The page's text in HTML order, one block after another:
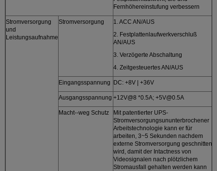
Fernhöhereinstufung verbessern
Stromversorgung
und
Leistungsaufnahme
Stromversorgung
1. ACC AN/AUS
2. Festplattenlaufwerkverschluß
AN/AUS
3. Verzögerte Abschaltung
4. Zeitgesteuertes AN/AUS
Eingangsspannung DC: +8V | +36V
Ausgangsspannung +12V@8 *0.5A; +5V@0.5A
Macht--weg Schutz
Mit patentierter UPS-
Stromversorgungsununterbrochener
Arbeitstechnologie kann er für
arbeiten, 3~5 Sekunden nachdem
externe Stromversorgung geschnitten
wird, damit der Intactness von
Videosignalen nach plötzlichem
Stromausfall gehalten werden kann